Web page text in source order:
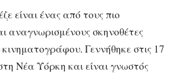
είναι ένας από τους πιο
αναγνωρισμένους σκηνοθέτες
Γεννήθηκε στις 17
Νέα Υόρκη και είναι γνωστός